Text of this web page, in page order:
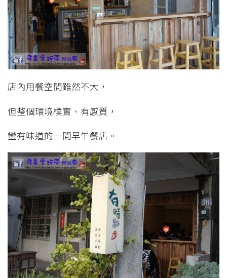
店內用餐空間雖然不大，
但整個環境樸實、有感質，
蠻有味道的一間早午餐店。